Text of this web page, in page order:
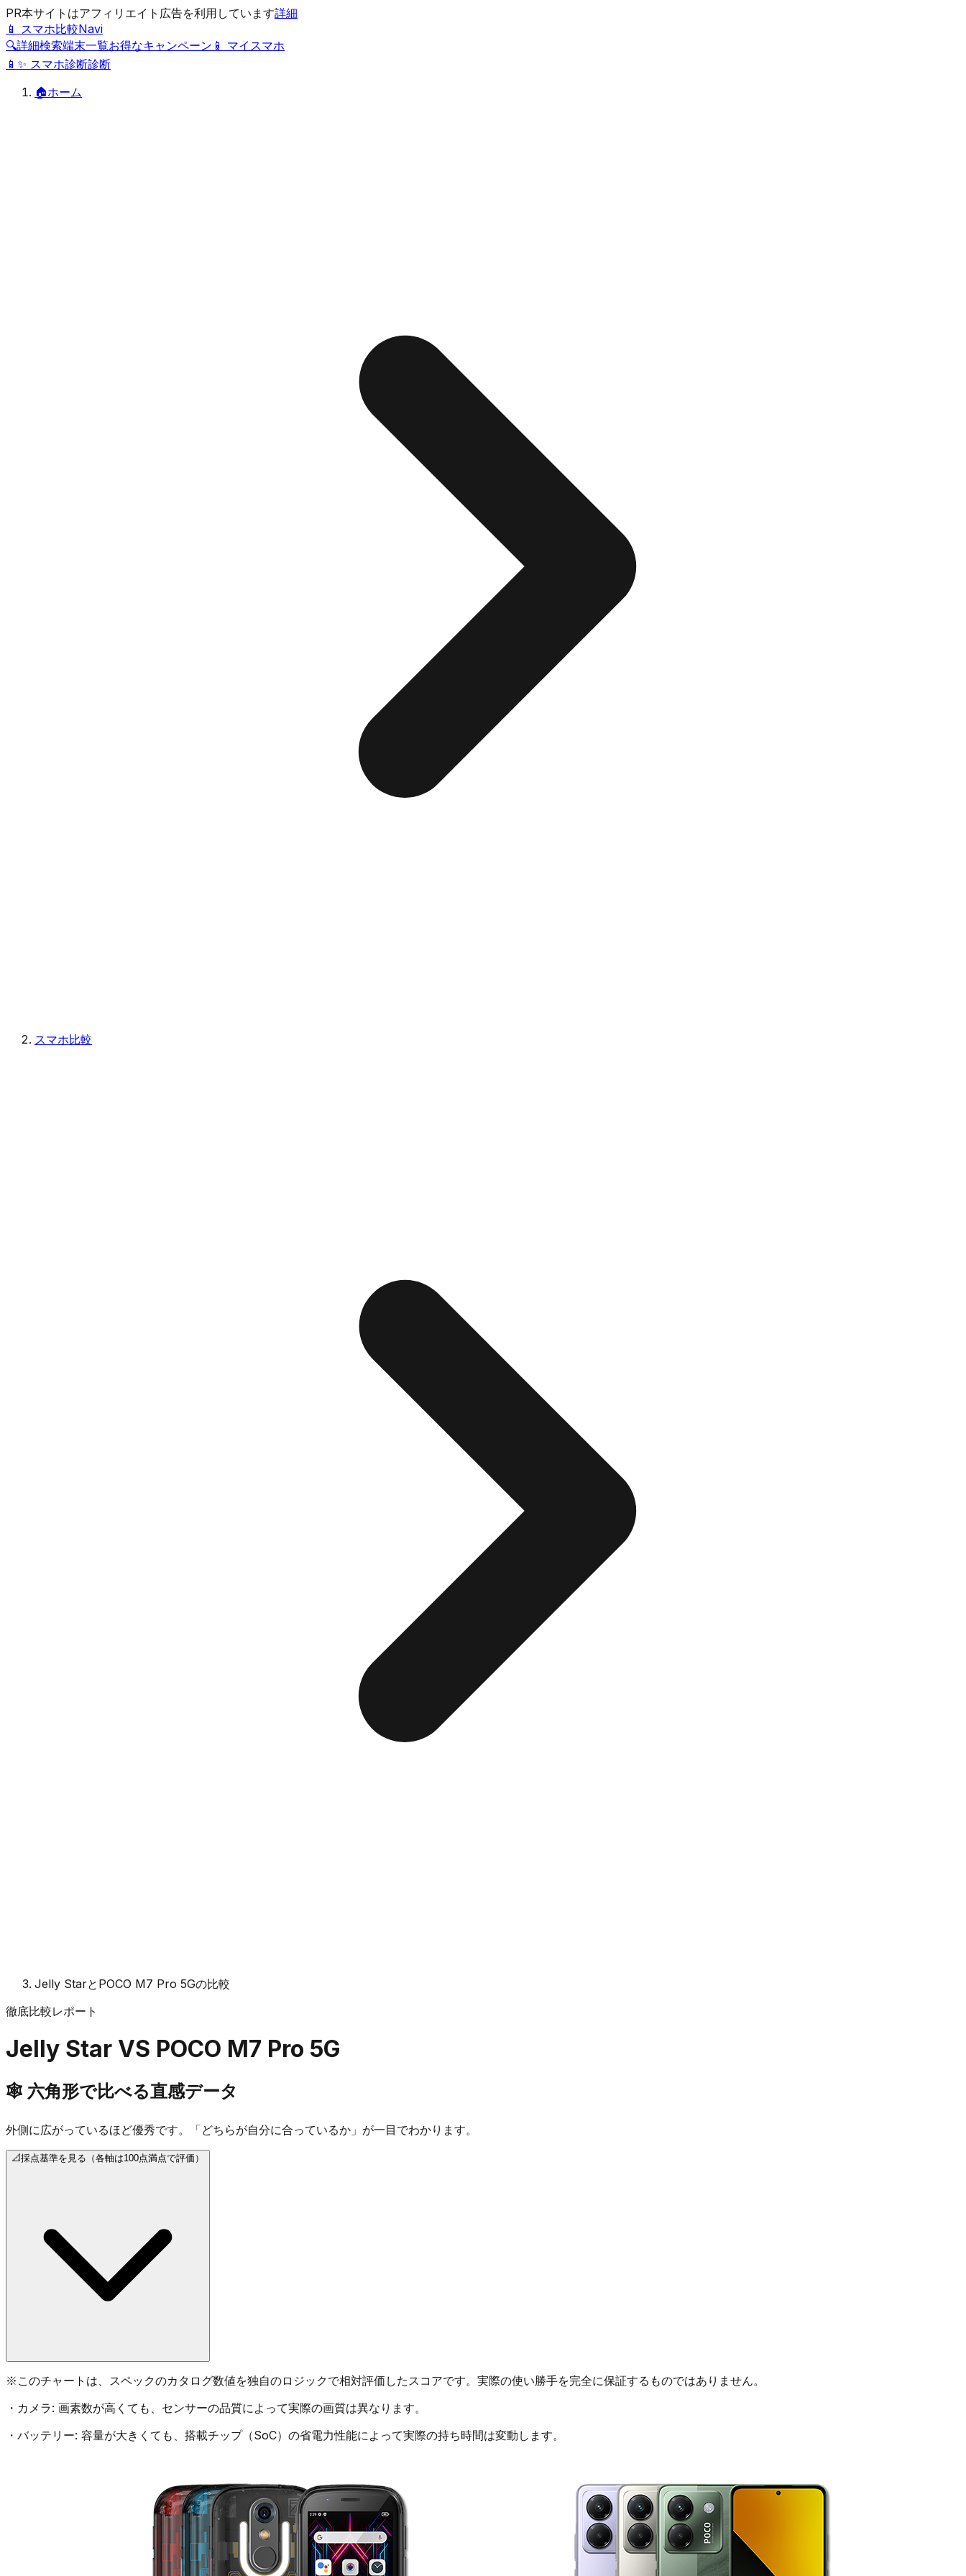
PR本サイトはアフィリエイト広告を利用しています詳細
📱 スマホ比較Navi
🔍詳細検索端末一覧お得なキャンペーン 📱 マイスマホ
📱 ✨ スマホ診断診断
🏠ホーム
スマホ比較
Jelly StarとPOCO M7 Pro 5Gの比較
徹底比較レポート
Jelly Star VS POCO M7 Pro 5G
🕸️ 六角形で比べる直感データ
外側に広がっているほど優秀です。「どちらが自分に合っているか」が一目でわかります。
📐採点基準を見る（各軸は100点満点で評価）
※ このチャートは、スペックのカタログ数値を独自のロジックで相対評価したスコアです。実際の使い勝手を完全に保証するものではありません。
・ カメラ: 画素数が高くても、センサーの品質によって実際の画質は異なります。
・ バッテリー: 容量が大きくても、搭載チップ（SoC）の省電力性能によって実際の持ち時間は変動します。